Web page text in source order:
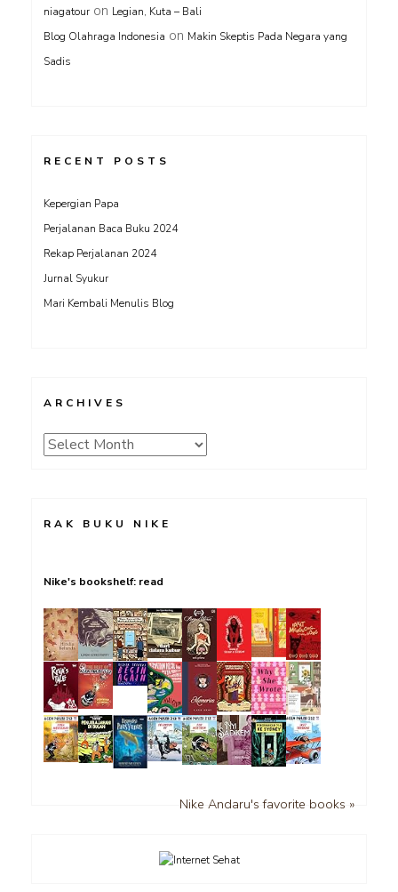
niagatour on Legian, Kuta – Bali
Blog Olahraga Indonesia on Makin Skeptis Pada Negara yang
Sadis
RECENT POSTS
Kepergian Papa
Perjalanan Baca Buku 2024
Rekap Perjalanan 2024
Jurnal Syukur
Mari Kembali Menulis Blog
ARCHIVES
Archives
RAK BUKU NIKE
Nike's bookshelf: read
Nike Andaru's favorite books »